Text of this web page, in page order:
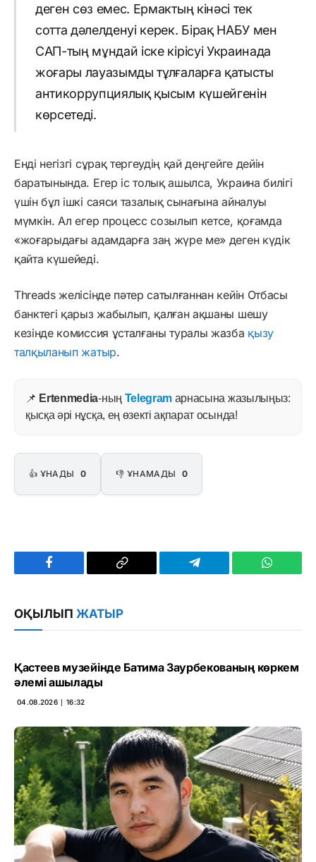
деген сөз емес. Ермактың кінәсі тек
сотта дәлелденуі керек. Бірақ НАБУ мен
САП-тың мұндай іске кірісуі Украинада
жоғары лауазымды тұлғаларға қатысты
антикоррупциялық қысым күшейгенін
көрсетеді.
Енді негізгі сұрақ тергеудің қай деңгейге дейін
баратынында. Егер іс толық ашылса, Украина билігі
үшін бұл ішкі саяси тазалық сынағына айналуы
мүмкін. Ал егер процесс созылып кетсе, қоғамда
«жоғарыдағы адамдарға заң жүре ме» деген күдік
қайта күшейеді.
Threads желісінде пәтер сатылғаннан кейін Отбасы
банктегі қарыз жабылып, қалған ақшаны шешу
кезінде комиссия ұсталғаны туралы жазба қызу
талқыланып жатыр.
📌 Ertenmedia-ның Telegram арнасына жазылыңыз:
қысқа әрі нұсқа, ең өзекті ақпарат осында!
👍 ҰНАДЫ 0 👎 ҰНАМАДЫ 0
Facebook
Copy
Telegram
ОҚЫЛЫП ЖАТЫР
Қастеев музейінде Батима Заурбекованың көркем
әлемі ашылады
04.08.2026 ∣ 16:32